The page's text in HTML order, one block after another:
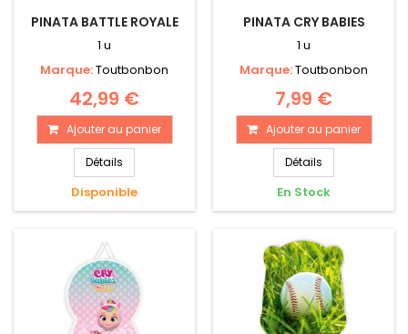
PINATA BATTLE ROYALE
1 u
Marque:Toutbonbon
42,99 €
Ajouter au panier
Détails
Disponible
PINATA CRY BABIES
1 u
Marque:Toutbonbon
7,99 €
Ajouter au panier
Détails
En Stock